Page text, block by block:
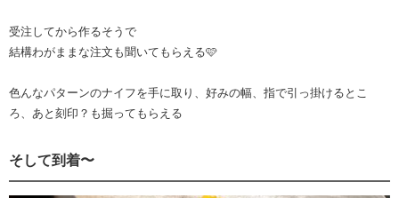
受注してから作るそうで
結構わがままな注文も聞いてもらえる🩷
色んなパターンのナイフを手に取り、好みの幅、指で引っ掛けるとこ
ろ、あと刻印？も掘ってもらえる
そして到着〜